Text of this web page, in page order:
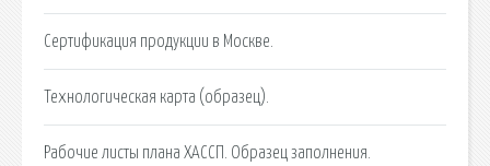
Сертификация продукции в Москве.
Технологическая карта (образец).
Рабочие листы плана ХАССП. Образец заполнения.